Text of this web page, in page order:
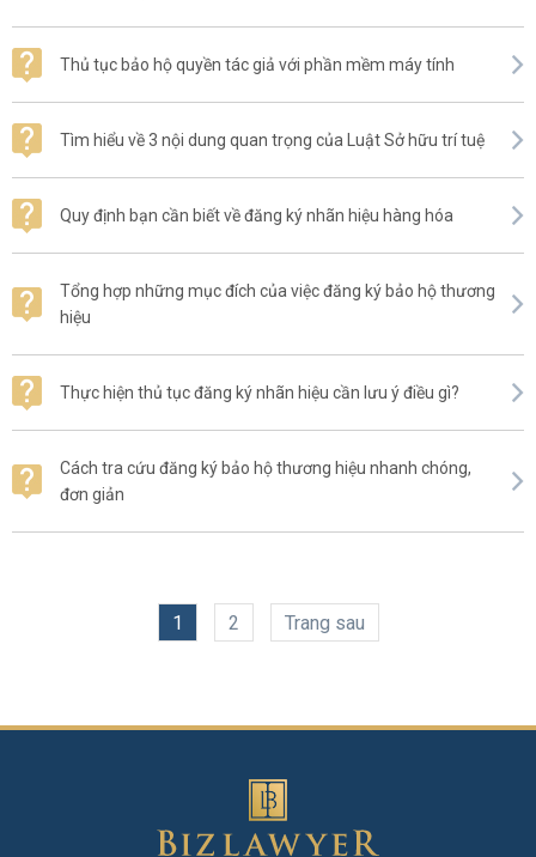
Thủ tục bảo hộ quyền tác giả với phần mềm máy tính
Tìm hiểu về 3 nội dung quan trọng của Luật Sở hữu trí tuệ
Quy định bạn cần biết về đăng ký nhãn hiệu hàng hóa
Tổng hợp những mục đích của việc đăng ký bảo hộ thương
hiệu
Thực hiện thủ tục đăng ký nhãn hiệu cần lưu ý điều gì?
Cách tra cứu đăng ký bảo hộ thương hiệu nhanh chóng,
đơn giản
1 2 Trang sau